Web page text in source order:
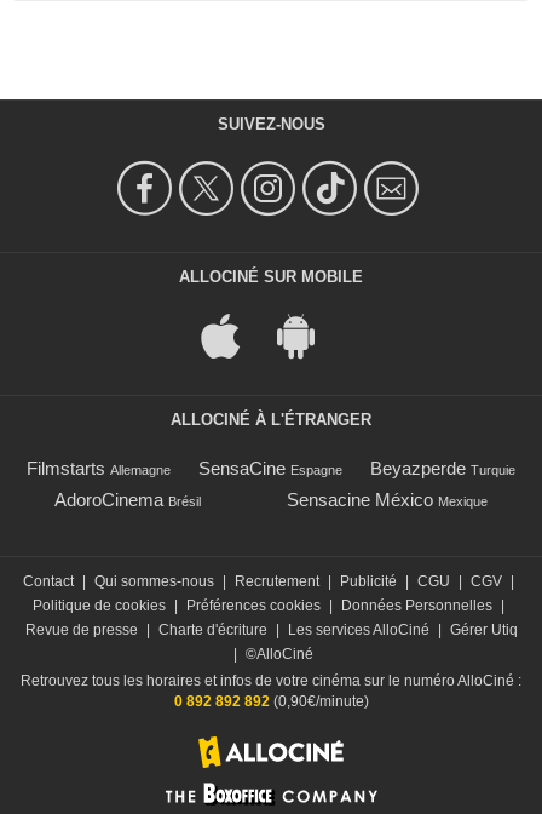
SUIVEZ-NOUS
ALLOCINÉ SUR MOBILE
ALLOCINÉ À L'ÉTRANGER
Filmstarts Allemagne SensaCine Espagne Beyazperde Turquie
AdoroCinema Brésil Sensacine México Mexique
Contact Qui sommes-nous Recrutement Publicité CGU CGV
Politique de cookies
Préférences cookies Données Personnelles
Revue de presse
Charte d'écriture Les services AlloCiné
Gérer Utiq
©AlloCiné
Retrouvez tous les horaires et infos de votre cinéma sur le numéro AlloCiné :
0 892 892 892(0,90€/minute)